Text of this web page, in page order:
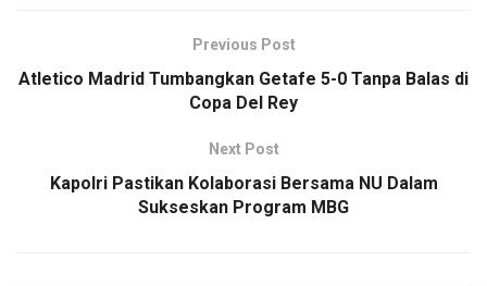
Previous Post
Atletico Madrid Tumbangkan Getafe 5-0 Tanpa Balas di
Copa Del Rey
Next Post
Kapolri Pastikan Kolaborasi Bersama NU Dalam
Sukseskan Program MBG